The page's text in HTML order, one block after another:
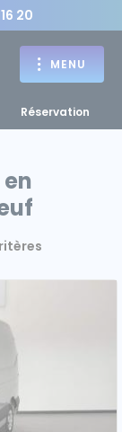
20
MENU
Réservation